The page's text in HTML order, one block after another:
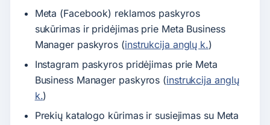
Meta (Facebook) reklamos paskyros
sukūrimas ir pridėjimas prie Meta Business
Manager paskyros (instrukcija anglų k.)
Instagram paskyros pridėjimas prie Meta
Business Manager paskyros (instrukcija anglų
k.)
Prekių katalogo kūrimas ir susiejimas su Meta